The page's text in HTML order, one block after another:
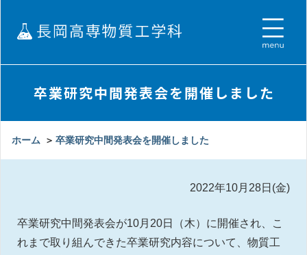
卒業研究中間発表会を開催しました
ホーム ＞ 卒業研究中間発表会を開催しました
2022年10月28日(金)
卒業研究中間発表会が10月20日（木）に開催され、こ
れまで取り組んできた卒業研究内容について、物質工